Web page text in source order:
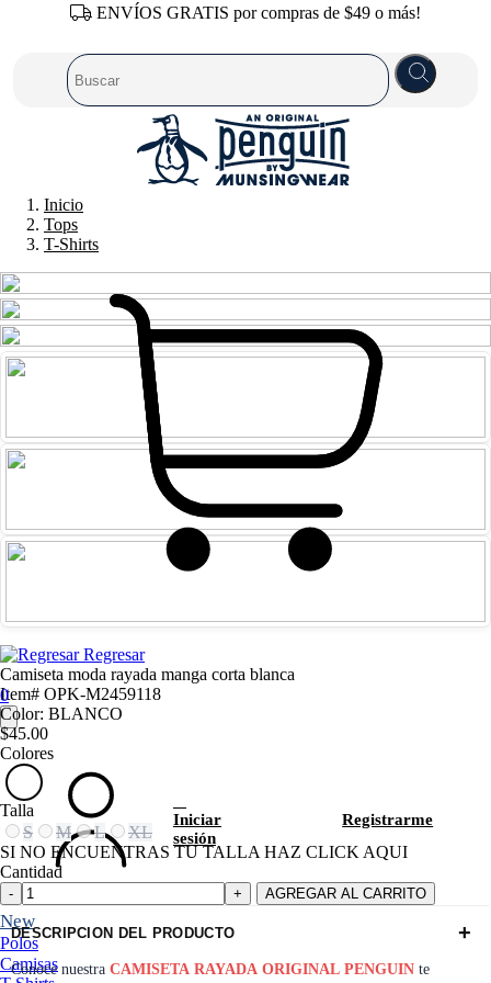
ENVÍOS GRATIS por compras de $49 o más!
0
Iniciar
sesión
Registrarme
New
Polos
Camisas
Inicio
Tops
T-Shirts
Regresar
Camiseta moda rayada manga corta blanca
Item# OPK-M2459118
Color: BLANCO
$45.00
Colores
Talla
S
M L
XL
SI NO ENCUENTRAS TU TALLA HAZ CLICK AQUI
Cantidad
AGREGAR AL CARRITO
DESCRIPCION DEL PRODUCTO +
Conoce nuestra CAMISETA RAYADA ORIGINAL PENGUIN te